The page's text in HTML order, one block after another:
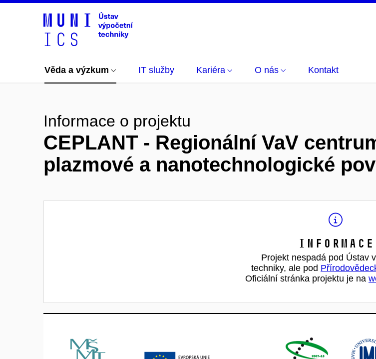
Věda a výzkum IT služby Kariéra O nás Kontakt
Informace o projektu
CEPLANT - Regionální VaV
plazmové a nanotechnologické
Informace
Projekt nespadá pod Ústav
techniky, ale pod
Oficiální stránka projektu je na